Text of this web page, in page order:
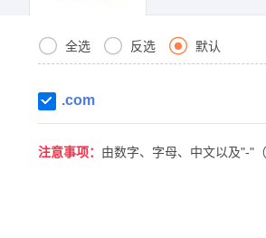
 全选  反选  默认
.com
注意事项： 由数字、字母、中文以及"-"